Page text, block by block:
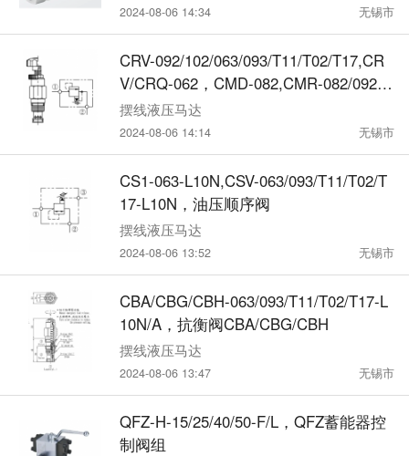
2024-08-06 14:34 无锡市
CRV-092/102/063/093/T11/T02/T17,CR
V/CRQ-062，CMD-082,CMR-082/092,,
CVB-063/093/T11/T02/T17，压力控制阀
摆线液压马达
2024-08-06 14:14 无锡市
CS1-063-L10N,CSV-063/093/T11/T02/T
17-L10N，油压顺序阀
摆线液压马达
2024-08-06 13:52 无锡市
CBA/CBG/CBH-063/093/T11/T02/T17-L
10N/A，抗衡阀CBA/CBG/CBH
摆线液压马达
2024-08-06 13:47 无锡市
QFZ-H-15/25/40/50-F/L，QFZ蓄能器控
制阀组